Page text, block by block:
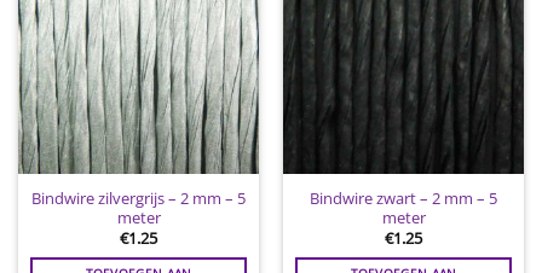
Bindwire zilvergrijs – 2 mm – 5
meter
€1.25
Bindwire zwart – 2 mm – 5
meter
€1.25